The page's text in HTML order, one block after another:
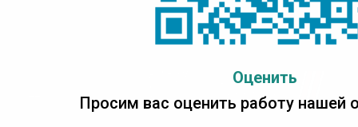
Оценить
Просим вас оценить работу нашей